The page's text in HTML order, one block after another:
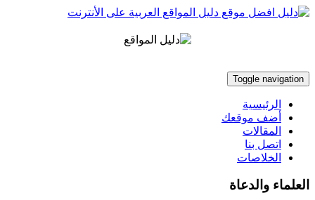
Toggle navigation
الرئيسية
أضف موقعك
المقالات
اتصل بنا
الخلاصات
العلماء والدعاة